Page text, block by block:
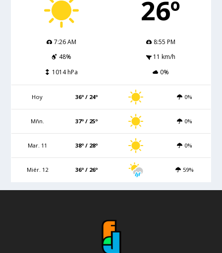
26º
7:26 AM
8:55 PM
48%
11 km/h
1014 hPa
0%
Hoy 36º / 24º 0%
Mñn. 37º / 25º 0%
Mar. 11 38º / 28º 0%
Miér. 12 36º / 26º 59%